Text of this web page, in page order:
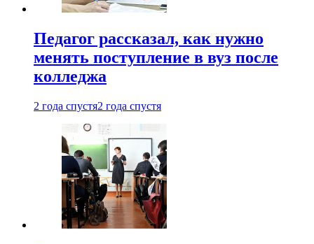
Педагог рассказал, как нужно
менять поступление в вуз после
колледжа
2 года спустя2 года спустя